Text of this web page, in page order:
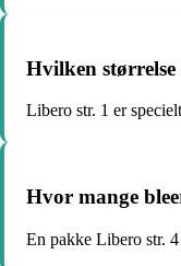
Hvilken
Libero str. 1 er
Hvor mange
En pakke Libero str.